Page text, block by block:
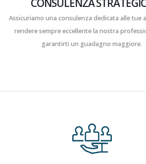
CONSULENZA
Assicuriamo una consulenza dedicata alle tue
rendere sempre eccellente la nostra
garantirti un guadagno maggiore.